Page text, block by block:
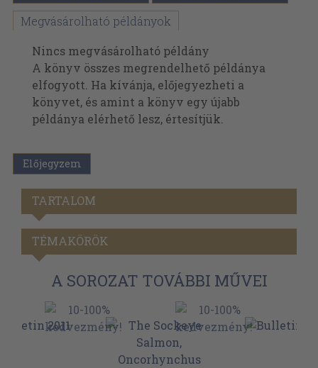
Megvásárolható példányok
Nincs megvásárolható példány
A könyv összes megrendelhető példánya
elfogyott. Ha kívánja, előjegyezheti a
könyvet, és amint a könyv egy újabb
példánya elérhető lesz, értesítjük.
Előjegyzem
TARTALOM
TÉMAKÖRÖK
A SOROZAT TOVÁBBI MŰVEI